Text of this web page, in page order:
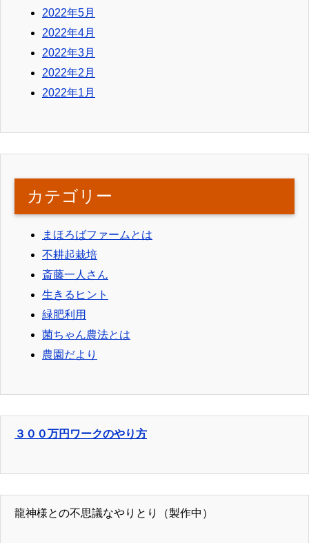
2022年5月
2022年4月
2022年3月
2022年2月
2022年1月
カテゴリー
まほろばファームとは
不耕起栽培
斎藤一人さん
生きるヒント
緑肥利用
菌ちゃん農法とは
農園だより
３００万円ワークのやり方
龍神様との不思議なやりとり（製作中）